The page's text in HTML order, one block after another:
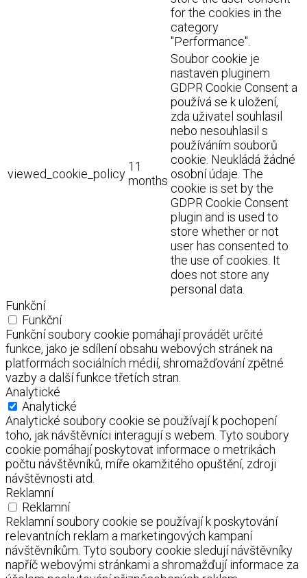
for the cookies in the
category
"Performance".
viewed_cookie_policy
11
months
Soubor cookie je
nastaven pluginem
GDPR Cookie Consent a
používá se k uložení,
zda uživatel souhlasil
nebo nesouhlasil s
používáním souborů
cookie. Neukládá žádné
osobní údaje. The
cookie is set by the
GDPR Cookie Consent
plugin and is used to
store whether or not
user has consented to
the use of cookies. It
does not store any
personal data.
Funkční
Funkční
Funkční soubory cookie pomáhají provádět určité
funkce, jako je sdílení obsahu webových stránek na
platformách sociálních médií, shromažďování zpětné
vazby a další funkce třetích stran.
Analytické
Analytické
Analytické soubory cookie se používají k pochopení
toho, jak návštěvníci interagují s webem. Tyto soubory
cookie pomáhají poskytovat informace o metrikách
počtu návštěvníků, míře okamžitého opuštění, zdroji
návštěvnosti atd.
Reklamní
Reklamní
Reklamní soubory cookie se používají k poskytování
relevantních reklam a marketingových kampaní
návštěvníkům. Tyto soubory cookie sledují návštěvníky
napříč webovými stránkami a shromažďují informace za